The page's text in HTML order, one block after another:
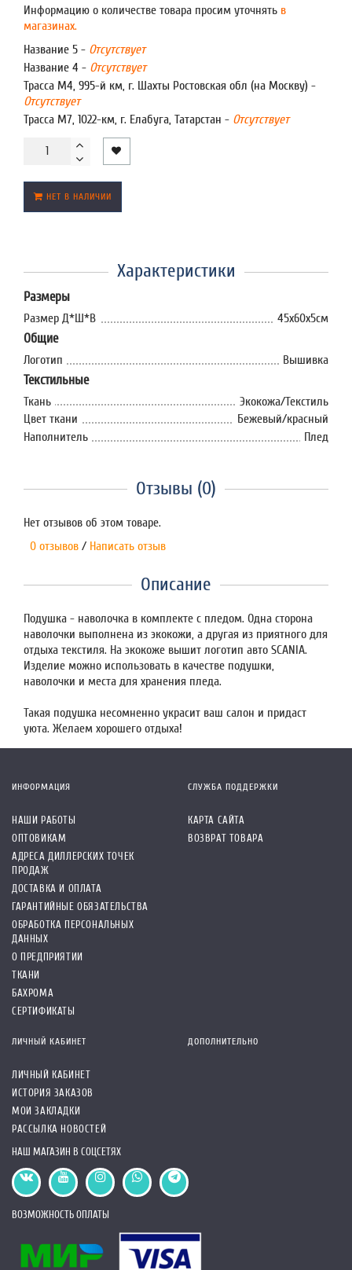
Информацию о количестве товара просим уточнять в
магазинах.
Название 5 - Отсутствует
Название 4 - Отсутствует
Трасса М4, 995-й км, г. Шахты Ростовская обл (на Москву) -
Отсутствует
Трасса М7, 1022-км, г. Елабуга, Татарстан - Отсутствует
НЕТ В НАЛИЧИИ
Характеристики
Размеры
Размер Д*Ш*В 45х60х5см
Общие
Логотип Вышивка
Текстильные
Ткань
Экокожа/Текстиль
Цвет ткани
Бежевый/красный
Наполнитель
Плед
Отзывы (0)
Нет отзывов об этом товаре.
0 отзывов / Написать отзыв
Описание
Подушка - наволочка в комплекте с пледом. Одна сторона
наволочки выполнена из экокожи, а другая из приятного для
отдыха текстиля. На экокоже вышит логотип авто SCANIA.
Изделие можно использовать в качестве подушки,
наволочки и места для хранения пледа.
Такая подушка несомненно украсит ваш салон и придаст
уюта. Желаем хорошего отдыха!
ИНФОРМАЦИЯ
НАШИ РАБОТЫ
ОПТОВИКАМ
АДРЕСА ДИЛЛЕРСКИХ ТОЧЕК
ПРОДАЖ
ДОСТАВКА И ОПЛАТА
ГАРАНТИЙНЫЕ ОБЯЗАТЕЛЬСТВА
ОБРАБОТКА ПЕРСОНАЛЬНЫХ
ДАННЫХ
О ПРЕДПРИЯТИИ
ТКАНИ
БАХРОМА
СЕРТИФИКАТЫ
СЛУЖБА ПОДДЕРЖКИ
КАРТА САЙТА
ВОЗВРАТ ТОВАРА
ЛИЧНЫЙ КАБИНЕТ
ЛИЧНЫЙ КАБИНЕТ
ИСТОРИЯ ЗАКАЗОВ
МОИ ЗАКЛАДКИ
РАССЫЛКА НОВОСТЕЙ
ДОПОЛНИТЕЛЬНО
НАШ МАГАЗИН В СОЦСЕТЯХ
ВОЗМОЖНОСТЬ ОПЛАТЫ